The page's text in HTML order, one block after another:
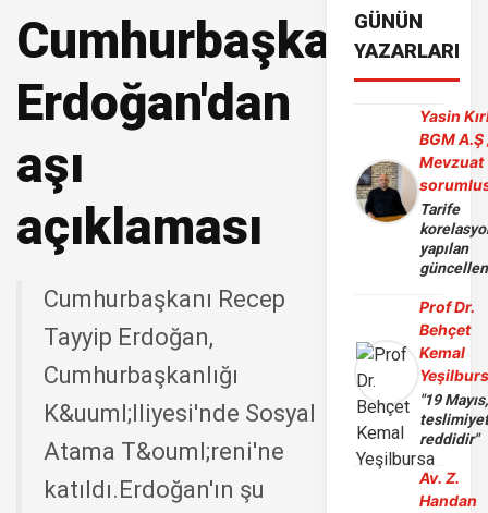
Cumhurbaşkanı
Erdoğan'dan
aşı
açıklaması
Cumhurbaşkanı Recep
Tayyip Erdoğan,
Cumhurbaşkanlığı
K&uuml;lliyesi'nde Sosyal
Atama T&ouml;reni'ne
katıldı.Erdoğan'ın şu
GÜNÜN
YAZARLARI
Yasin
BGM A.Ş
Mevzuat
Tarife
yapılan
Prof Dr.
Behçet
Kemal
"19 Mayıs,
reddidir"
Av. Z.
Handan